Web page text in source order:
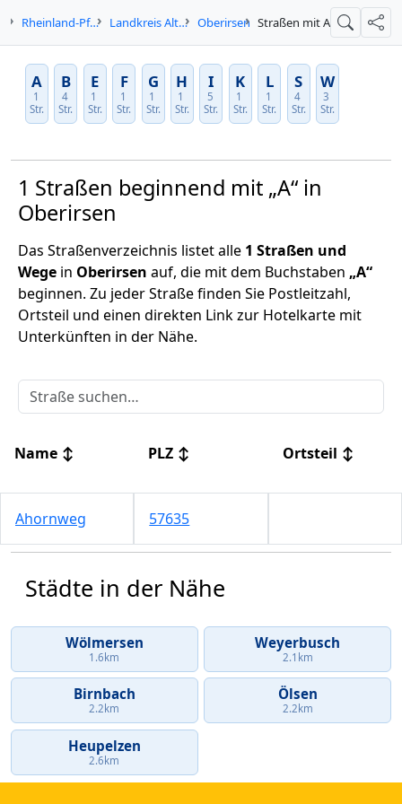
Rheinland-Pfalz Landkreis Altenkirchen Oberirsen Straßen mit A Suche
A
1
Str.
B
4
Str.
E
1
Str.
F
1
Str.
G
1
Str.
H
1
Str.
I
5
Str.
K
1
Str.
L
1
Str.
S
4
Str.
W
3
Str.
1 Straßen beginnend mit „A“ in
Oberirsen
Das Straßenverzeichnis listet alle 1 Straßen und
Wege in Oberirsen auf, die mit dem Buchstaben „A“
beginnen. Zu jeder Straße finden Sie Postleitzahl,
Ortsteil und einen direkten Link zur Hotelkarte mit
Unterkünften in der Nähe.
Name ↕ PLZ ↕ Ortsteil ↕
Ahornweg 57635
Städte in der Nähe
Wölmersen
1.6km
Weyerbusch
2.1km
Birnbach
2.2km
Ölsen
2.2km
Heupelzen
2.6km